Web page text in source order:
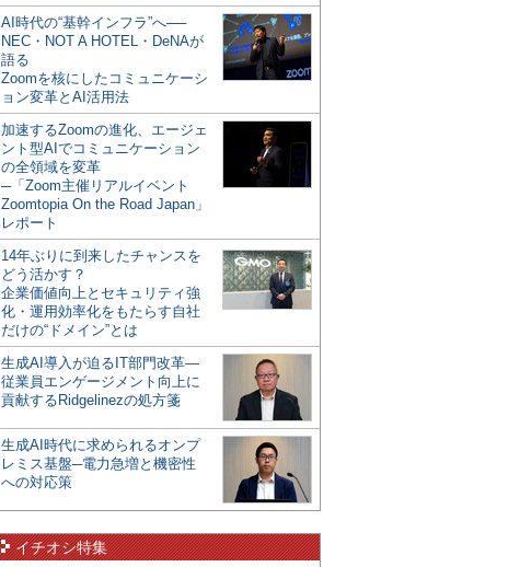
AI時代の“基幹インフラ”へ──
NEC・NOT A HOTEL・DeNAが
語る
Zoomを核にしたコミュニケーシ
ョン変革とAI活用法
加速するZoomの進化、エージェ
ント型AIでコミュニケーション
の全領域を変革
─「Zoom主催リアルイベント
Zoomtopia On the Road Japan」
レポート
14年ぶりに到来したチャンスを
どう活かす？
企業価値向上とセキュリティ強
化・運用効率化をもたらす自社
だけの“ドメイン”とは
生成AI導入が迫るIT部門改革―
従業員エンゲージメント向上に
貢献するRidgelinezの処方箋
生成AI時代に求められるオンプ
レミス基盤─電力急増と機密性
への対応策
イチオシ特集